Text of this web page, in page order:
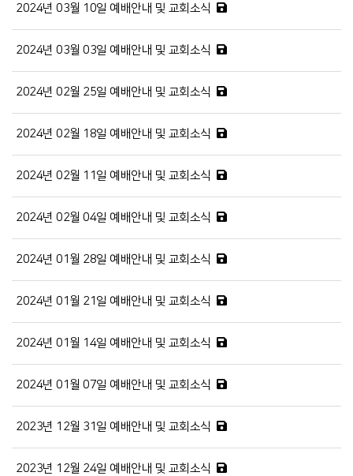
2024년 03월 10일 예배안내 및 교회소식
2024년 03월 03일 예배안내 및 교회소식
2024년 02월 25일 예배안내 및 교회소식
2024년 02월 18일 예배안내 및 교회소식
2024년 02월 11일 예배안내 및 교회소식
2024년 02월 04일 예배안내 및 교회소식
2024년 01월 28일 예배안내 및 교회소식
2024년 01월 21일 예배안내 및 교회소식
2024년 01월 14일 예배안내 및 교회소식
2024년 01월 07일 예배안내 및 교회소식
2023년 12월 31일 예배안내 및 교회소식
2023년 12월 24일 예배안내 및 교회소식